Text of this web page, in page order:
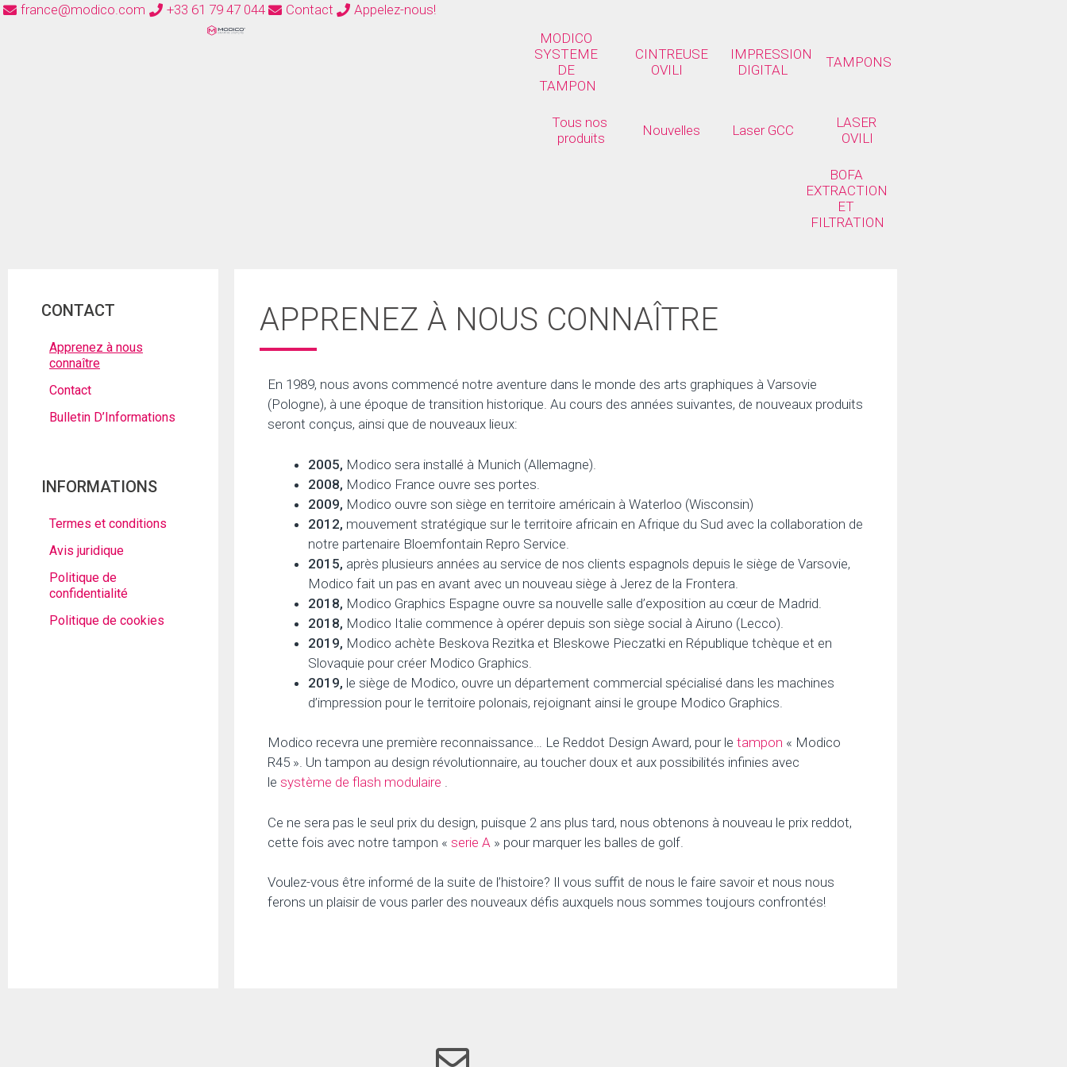
france@modico.com +33 61 79 47 044 Contact
Appelez-nous!
MODICO
SYSTEME
DE
TAMPON
CINTREUSE
OVILI
IMPRESSION
DIGITAL
TAMPONS
Tous nos
produits
Nouvelles Laser GCC
LASER
OVILI
BOFA
EXTRACTION
ET
FILTRATION
CONTACT
Apprenez à nous
connaître
Contact
Bulletin D’Informations
INFORMATIONS
Termes et conditions
Avis juridique
Politique de
confidentialité
Politique de cookies
APPRENEZ À NOUS CONNAÎTRE
En 1989, nous avons commencé notre aventure dans le monde des arts graphiques à Varsovie
(Pologne), à ​​une époque de transition historique. Au cours des années suivantes, de nouveaux produits
seront conçus, ainsi que de nouveaux lieux:
2005, Modico sera installé à Munich (Allemagne).
2008, Modico France ouvre ses portes.
2009, Modico ouvre son siège en territoire américain à Waterloo (Wisconsin)
2012, mouvement stratégique sur le territoire africain en Afrique du Sud avec la collaboration de
notre partenaire Bloemfontain Repro Service.
2015, après plusieurs années au service de nos clients espagnols depuis le siège de Varsovie,
Modico fait un pas en avant avec un nouveau siège à Jerez de la Frontera.
2018, Modico Graphics Espagne ouvre sa nouvelle salle d’exposition au cœur de Madrid.
2018, Modico Italie commence à opérer depuis son siège social à Airuno (Lecco).
2019, Modico achète Beskova Rezitka et Bleskowe Pieczatki en République tchèque et en
Slovaquie pour créer Modico Graphics.
2019, le siège de Modico, ouvre un département commercial spécialisé dans les machines
d’impression pour le territoire polonais, rejoignant ainsi le groupe Modico Graphics.
Modico recevra une première reconnaissance… Le Reddot Design Award, pour le tampon « Modico
R45 ». Un tampon au design révolutionnaire, au toucher doux et aux possibilités infinies avec
le système de flash modulaire .
Ce ne sera pas le seul prix du design, puisque 2 ans plus tard, nous obtenons à nouveau le prix reddot,
cette fois avec notre tampon « serie A » pour marquer les balles de golf.
Voulez-vous être informé de la suite de l’histoire? Il vous suffit de nous le faire savoir et nous nous
ferons un plaisir de vous parler des nouveaux défis auxquels nous sommes toujours confrontés!